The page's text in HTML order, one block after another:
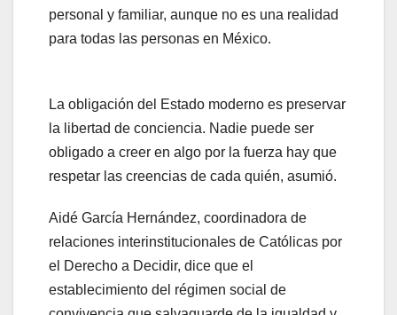
personal y familiar, aunque no es una realidad
para todas las personas en México.
La obligación del Estado moderno es preservar
la libertad de conciencia. Nadie puede ser
obligado a creer en algo por la fuerza hay que
respetar las creencias de cada quién, asumió.
Aidé García Hernández, coordinadora de
relaciones interinstitucionales de Católicas por
el Derecho a Decidir, dice que el
establecimiento del régimen social de